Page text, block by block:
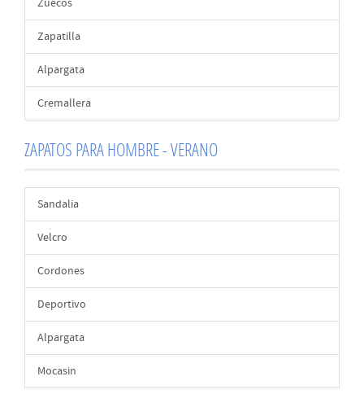
Zuecos
Zapatilla
Alpargata
Cremallera
ZAPATOS PARA HOMBRE - VERANO
Sandalia
Velcro
Cordones
Deportivo
Alpargata
Mocasin